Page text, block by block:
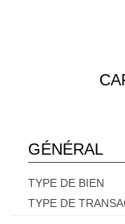
GÉNÉRAL
TYPE DE BIEN
TYPE DE